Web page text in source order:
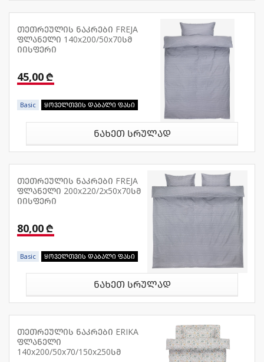
თეთრეულის ნაკრები FREJA
ფლანელი 140x200/50x70სმ
იისფერი
45,00 ₾
Basic ყოველთვის დაბალი ფასი
ნახეთ სრულად
თეთრეულის ნაკრები FREJA
ფლანელი 200x220/2x50x70სმ
იისფერი
80,00 ₾
Basic ყოველთვის დაბალი ფასი
ნახეთ სრულად
თეთრეულის ნაკრები ERIKA
ფლანელი
140x200/50x70/150x250სმ